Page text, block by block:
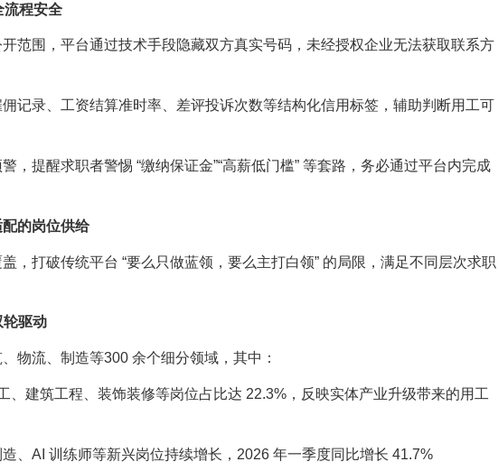
流程安全
范围，平台通过技术手段隐藏双方真实号码，未经授权企业无法获取联系方
记录、工资结算准时率、差评投诉次数等结构化信用标签，辅助判断用工可
，提醒求职者警惕 “缴纳保证金”“高薪低门槛” 等套路，务必通过平台内完成
的岗位供给
，打破传统平台 “要么只做蓝领，要么主打白领” 的局限，满足不同层次求职
轮驱动
物流、制造等300 余个细分领域，其中：
、建筑工程、装饰装修等岗位占比达 22.3%，反映实体产业升级带来的用工
、AI 训练师等新兴岗位持续增长，2026 年一季度同比增长 41.7%